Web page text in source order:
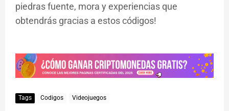
piedras fuente, mora y experiencias que
obtendrás gracias a estos códigos!
Tags Codigos Videojuegos